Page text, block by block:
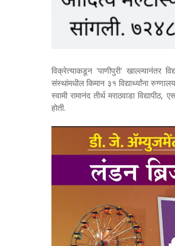
विक्रेत्याकडून 'पाणीपुरी' खाल्ल्यानंतर
संस्थांमधील किमान ३१ विद्यार्थ्यांना
स्वामी रामानंद तीर्थ मराठवाडा
होती.